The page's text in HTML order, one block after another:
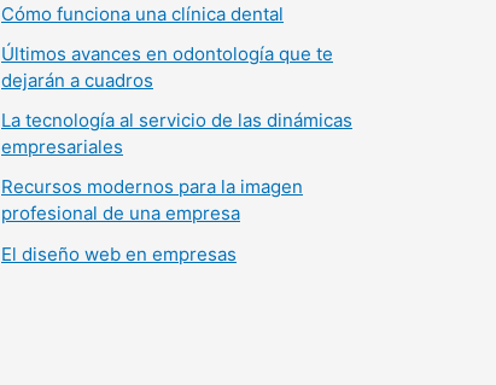
Cómo funciona una clínica dental
Últimos avances en odontología que te
dejarán a cuadros
La tecnología al servicio de las dinámicas
empresariales
Recursos modernos para la imagen
profesional de una empresa
El diseño web en empresas